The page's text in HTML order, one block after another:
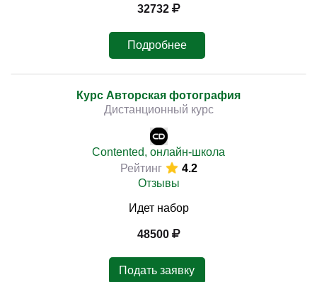
32732
Подробнее
Курс Авторская фотография
Дистанционный курс
Contented, онлайн-школа
Рейтинг
4.2
Отзывы
Идет набор
48500
Подать заявку